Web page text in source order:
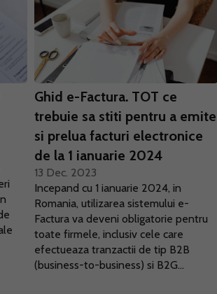
Ghid e-Factura. TOT ce
trebuie sa stiti pentru a emite
si prelua facturi electronice
de la 1 ianuarie 2024
13 Dec. 2023
Incepand cu 1 ianuarie 2024, in
Romania, utilizarea sistemului e-
Factura va deveni obligatorie pentru
toate firmele, inclusiv cele care
efectueaza tranzactii de tip B2B
(business-to-business) si B2G...